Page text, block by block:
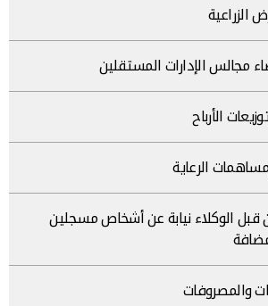
الزراعية
مجالس الإدارات المستقلين
الأرباح
الرعاية
قبل الوكلاء نيابة عن أشخاص مسجلين
والمصروفات